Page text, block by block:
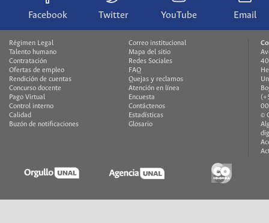
Facebook Twitter YouTube Email
Régimen Legal
Talento humano
Contratación
Ofertas de empleo
Rendición de cuentas
Concurso docente
Pago Virtual
Control interno
Calidad
Buzón de notificaciones
Correo institucional
Mapa del sitio
Redes Sociales
FAQ
Quejas y reclamos
Atención en línea
Encuesta
Contáctenos
Estadísticas
Glosario
©